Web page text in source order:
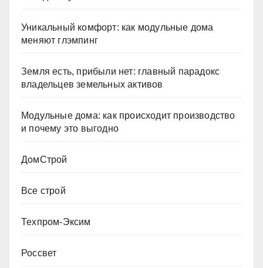
Уникальный комфорт: как модульные дома
меняют глэмпинг
Земля есть, прибыли нет: главный парадокс
владельцев земельных активов
Модульные дома: как происходит производство
и почему это выгодно
ДомСтрой
Все строй
Техпром-Эксим
Россвет